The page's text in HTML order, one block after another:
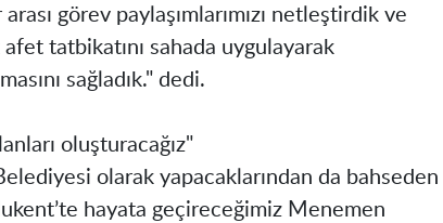
görev paylaşımlarımızı netleştirdik ve
tatbikatını sahada uygulayarak
sağladık." dedi.
oluşturacağız"
olarak yapacaklarından da bahseden
hayata geçireceğimiz Menemen